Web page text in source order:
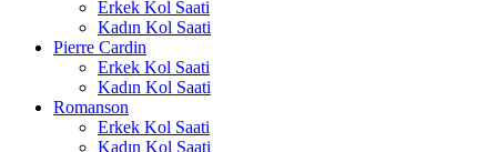
Erkek Kol Saati
Kadın Kol Saati
Pierre Cardin
Erkek Kol Saati
Kadın Kol Saati
Romanson
Erkek Kol Saati
Kadın Kol Saati